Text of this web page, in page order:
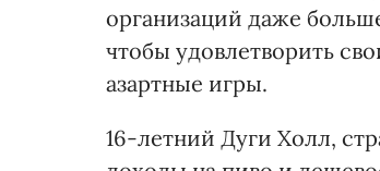
организаций даже
чтобы удовлетворить
азартные игры.
16-летний Дуги Холл,